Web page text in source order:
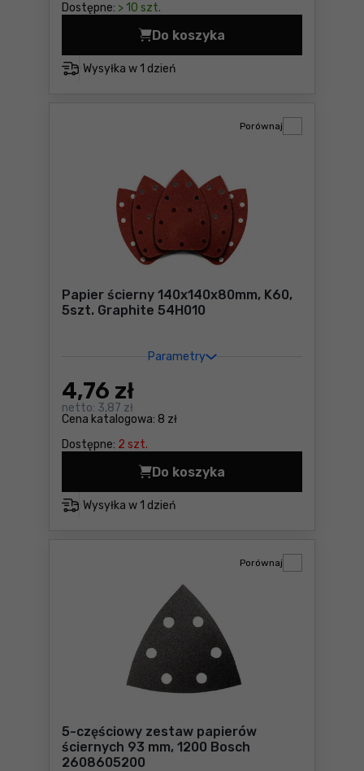
Dostępne: > 10 szt.
Wysyłka w 1 dzień
Do koszyka
Ściernica listkowa
Papier ścierny 140x140x80mm, K60,
5szt. Graphite 54H010
Parametry
Cena katalogowa: 8 zł
4,76 zł
netto: 3,87 zł
Dostępne: 2 szt.
Porównaj
Wysyłka w 1 dzień
Do koszyka
Papier ścierny
5-częściowy zestaw papierów
ściernych 93 mm, 1200 Bosch
2608605200
Porównaj